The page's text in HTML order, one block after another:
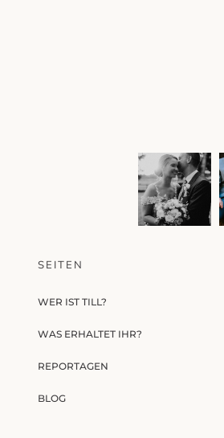
SEITEN
WER IST TILL?
WAS ERHALTET IHR?
REPORTAGEN
BLOG